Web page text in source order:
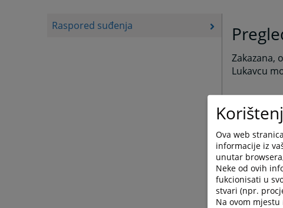
Raspored suđenja
Zakazana,
Lukavcu
Ova web
informacije iz
unutar
Neke od ovih
fukcionisati u
stvari (npr.
Na ovom